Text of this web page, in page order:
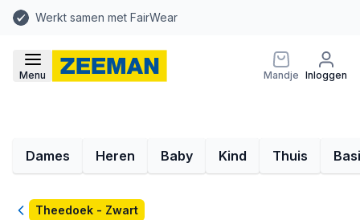
Werkt samen met FairWear
Menu Mandje Inloggen
Dames Heren Baby Kind Thuis
TerugTheedoek - Zwart